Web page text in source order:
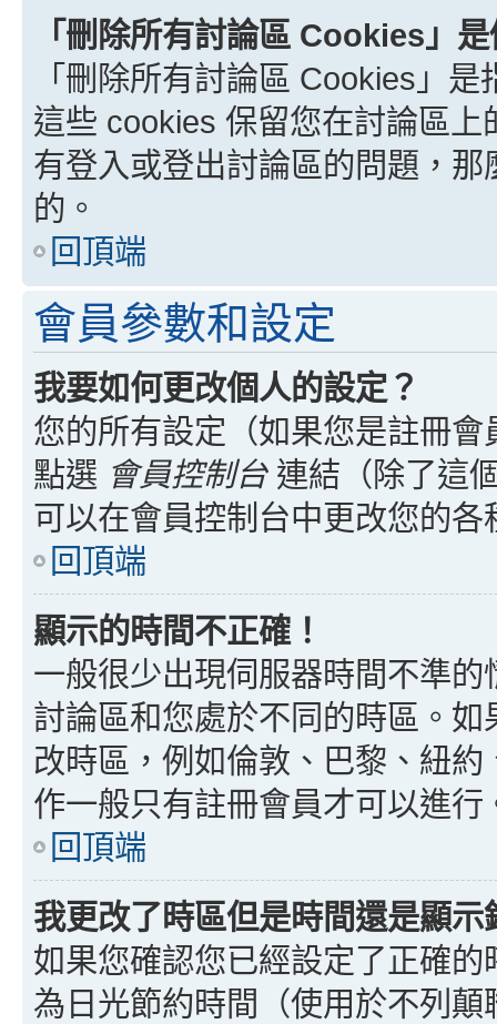
「刪除所有討論區 Cookies」
「刪除所有討論區 Cookies」
這些 cookies 保留您在討論區
有登入或登出討論區的問題，
的。
回頂端
會員參數和設定
我要如何更改個人的設定？
您的所有設定（如果您是註冊
點選 會員控制台連結（除了這
可以在會員控制台中更改您的各
回頂端
顯示的時間不正確！
一般很少出現伺服器時間不準
討論區和您處於不同的時區。
改時區，例如倫敦、巴黎、紐
作一般只有註冊會員才可以進
回頂端
我更改了時區但是時間還是顯示
如果您確認您已經設定了正確
為日光節約時間（使用於不列